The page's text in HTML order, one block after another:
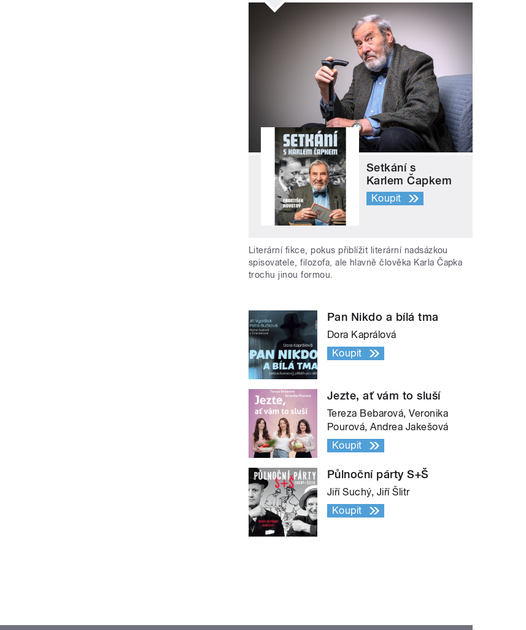
Setkání s
Karlem Čapkem
Koupit
Literární fikce, pokus přiblížit literární nadsázkou
spisovatele, filozofa, ale hlavně člověka Karla Čapka
trochu jinou formou.
Pan Nikdo a bílá tma
Dora Kaprálová
Koupit
Jezte, ať vám to sluší
Tereza Bebarová, Veronika
Pourová, Andrea Jakešová
Koupit
Půlnoční párty S+Š
Jiří Suchý, Jiří Šlitr
Koupit